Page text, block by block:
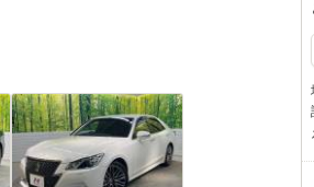
ー LEDヘッドライト
LEDフォグ